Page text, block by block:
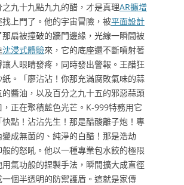
九十九點九九的醋，才是真理AR擴增
找上門了。他的宇宙冒險，被平面設計
扇被撞破的牆門邊緣，光線一瞬間被
沈浸式體驗來，它的底座還不斷噴射著
人眼睛發疼，同時發出警報。王醋狂
。「廖沾沾！你那充滿腐敗氣味的蒜
醬油，以及百分之九十五的邪惡蒜頭
正在聚積藍色光芒。K-999特務用它
點！沾沾先生！那是醋酸離子炮！專
成無菌的、純淨的白醋！那是浩劫
的怒吼。他以一種專業包水餃的極限
氣功般的捏製手法，瞬間擴大成直徑
個半透明的防禦護盾。這就是家傳